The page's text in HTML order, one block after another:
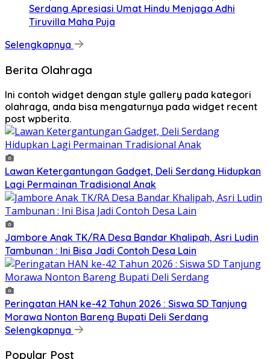
Serdang Apresiasi Umat Hindu Menjaga Adhi
Tiruvilla Maha Puja
Selengkapnya
Berita Olahraga
Ini contoh widget dengan style gallery pada kategori
olahraga, anda bisa mengaturnya pada widget recent
post wpberita.
Lawan Ketergantungan Gadget, Deli Serdang Hidupkan
Lagi Permainan Tradisional Anak
Jambore Anak TK/RA Desa Bandar Khalipah, Asri Ludin
Tambunan : Ini Bisa Jadi Contoh Desa Lain
Peringatan HAN ke-42 Tahun 2026 : Siswa SD Tanjung
Morawa Nonton Bareng Bupati Deli Serdang
Selengkapnya
Popular Post